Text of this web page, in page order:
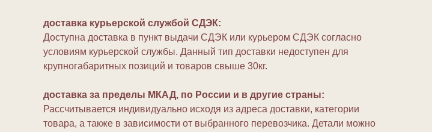
доставка курьерской службой СДЭК:
Доступна доставка в пункт выдачи СДЭК или курьером СДЭК согласно
условиям курьерской службы. Данный тип доставки недоступен для
крупногабаритных позиций и товаров свыше 30кг.
доставка за пределы МКАД, по России и в другие страны:
Рассчитывается индивидуально исходя из адреса доставки, категории
товара, а также в зависимости от выбранного перевозчика. Детали можно